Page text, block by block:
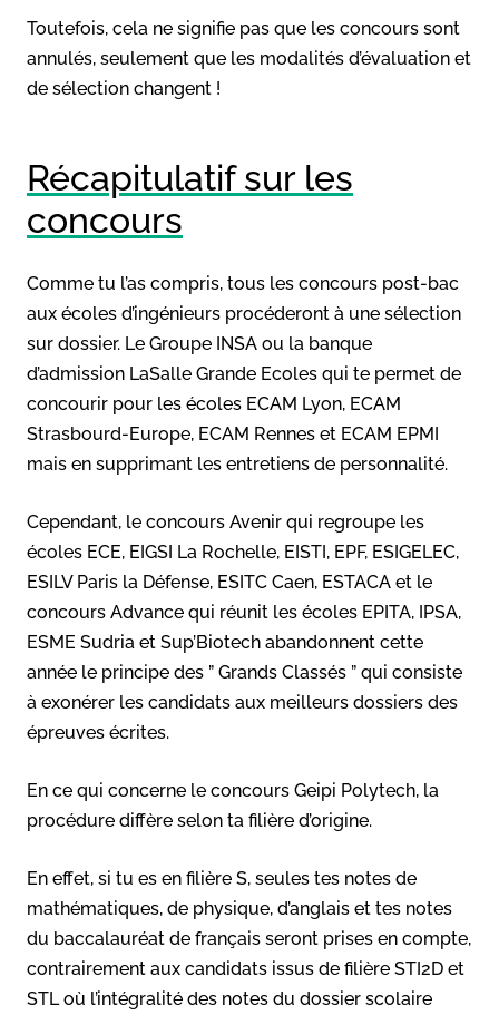
Toutefois, cela ne signifie pas que les concours sont
annulés, seulement que les modalités d’évaluation et
de sélection changent !
Récapitulatif sur les
concours
Comme tu l’as compris, tous les concours post-bac
aux écoles d’ingénieurs procéderont à une sélection
sur dossier. Le Groupe INSA ou la banque
d’admission LaSalle Grande Ecoles qui te permet de
concourir pour les écoles ECAM Lyon, ECAM
Strasbourd-Europe, ECAM Rennes et ECAM EPMI
mais en supprimant les entretiens de personnalité.
Cependant, le concours Avenir qui regroupe les
écoles ECE, EIGSI La Rochelle, EISTI, EPF, ESIGELEC,
ESILV Paris la Défense, ESITC Caen, ESTACA et le
concours Advance qui réunit les écoles EPITA, IPSA,
ESME Sudria et Sup’Biotech abandonnent cette
année le principe des ” Grands Classés ” qui consiste
à exonérer les candidats aux meilleurs dossiers des
épreuves écrites.
En ce qui concerne le concours Geipi Polytech, la
procédure diffère selon ta filière d’origine.
En effet, si tu es en filière S, seules tes notes de
mathématiques, de physique, d’anglais et tes notes
du baccalauréat de français seront prises en compte,
contrairement aux candidats issus de filière STI2D et
STL où l’intégralité des notes du dossier scolaire